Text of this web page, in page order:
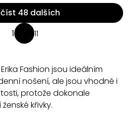
O
v
á
d
a
c
48 dalších
á
n
k
o
1 11
Fashion jsou ideálním
nošení, ale jsou vhodné i
protože dokonale
křivky.